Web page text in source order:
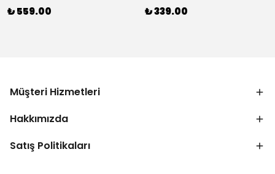
₺ 559.00 ₺ 339.00
Müşteri Hizmetleri
Hakkımızda
Satış Politikaları